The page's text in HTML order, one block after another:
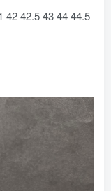
42 42.5 43 44 44.5